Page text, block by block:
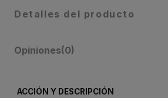
Detalles del producto
Opiniones(0)
ACCIÓN Y DESCRIPCIÓN